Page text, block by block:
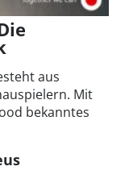
aus
Mit
bekanntes